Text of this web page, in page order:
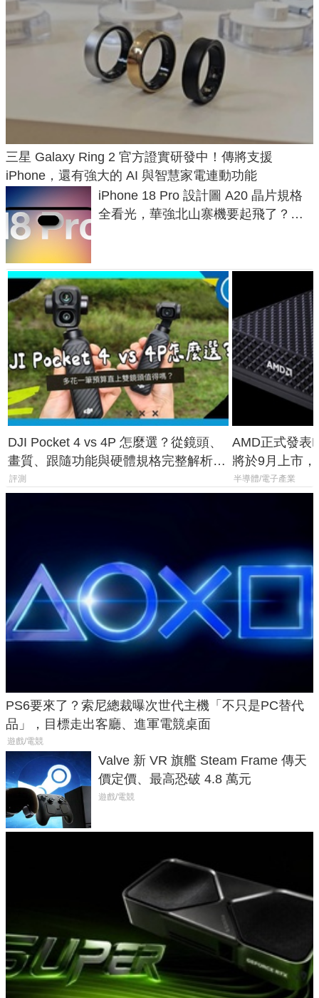
三星 Galaxy Ring 2 官方證實研發中！傳將支援
iPhone，還有強大的 AI 與智慧家電連動功能
iPhone 18 Pro 設計圖 A20 晶片規格
全看光，華強北山寨機要起飛了？專
DJI Pocket 4 vs 4P 怎麼選？從鏡頭、
畫質、跟隨功能與硬體規格完整解析，
一次看懂兩台差異
評測
AMD正式發表
將於9月上市
Max系列處理
半導體/電子產業
PS6要來了？索尼總裁曝次世代主機「不只是PC替代
品」，目標走出客廳、進軍電競桌面
遊戲/電競
Valve 新 VR 旗艦 Steam Frame 傳天
價定價、最高恐破 4.8 萬元
遊戲/電競